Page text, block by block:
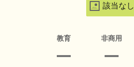
該当なし
教育 非商用